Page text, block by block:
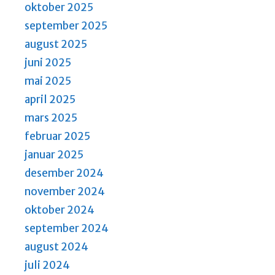
oktober 2025
september 2025
august 2025
juni 2025
mai 2025
april 2025
mars 2025
februar 2025
januar 2025
desember 2024
november 2024
oktober 2024
september 2024
august 2024
juli 2024